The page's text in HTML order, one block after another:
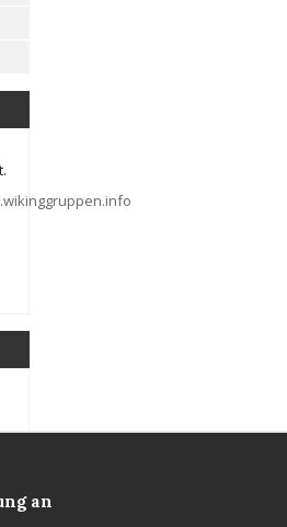
an